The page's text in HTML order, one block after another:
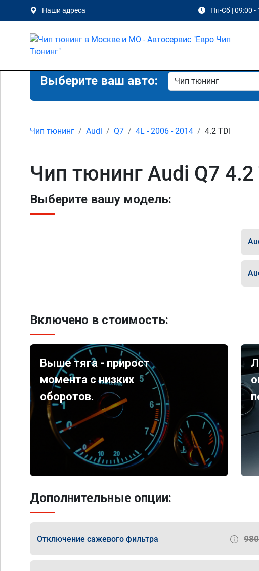
Наши адреса Пн-Сб | 09:00 -
Выберите ваш авто:
Чип тюнинг Audi Q7 4L - 2006 - 2014 4.2 TDI
Чип тюнинг Audi Q7
Выберите вашу модель:
Включено в стоимость:
Выше тяга - прирост
момента с низких
оборотов.
Дополнительные опции:
Отключение сажевого фильтра